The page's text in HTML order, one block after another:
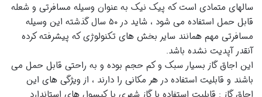
سالهای متمادی است که پیک نیک به عنوان وسیله مسافرتی و شعله
قابل حمل استفاده می شود ، شاید در ۵۰ سال گذشته این وسیله
مسافرتی مهم همانند سایر بخش های تکنولوژی که پیشرفته کرده
آنقدر آپدیت نشده باشد.
این اجاق گاز بسیار سبک و کم حجم بوده و به راحتی قابل حمل می
باشند و قابلیت استفاده در هر مکانی را دارند ، از ویژگی های این